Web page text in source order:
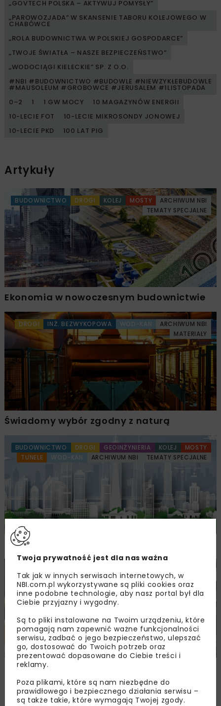
„GOVTECH POLSKA – AKTYWUJ POMYSŁY”
„PAROWOZJADA” W SKANSENIE TABORU KOLEJOWEGO W
CHABÓWCE
„ROLA BUDOWNICTWA W POLSKIEJ GOSPODARCE”
„TWOJE ŚWIATŁA – NASZE BEZPIECZEŃSTWO”
„WODOCIĄGI KIELECKIE” SP. Z O.O.
#NBI #BUDOWNICTWO #BUDOWLE #NIEWZYKŁEBUDOWLE
#MAUSOLEUM #GROBOWCE #JERUSALEM #1LISTOPADA
0–2
1 1 GW MOCY
10 MAGAZYNÓW ENERGII
10-LECIE FOT
10-LECIE MIKROSONDY JONOWEJ
10-LECIE PKD
100 LAT PIG
Artykuły
BUDOWNICTWO DROGI KOLEJ MOSTY
ARCHIWUM NBI
TEMATY SPECJALNE
Ekonomia w nowoczesnym budownictwie
DROGI INŻ. BEZWYKOPOWA WOD-KAN
ARCHIWUM NBI
MATERIAŁY
Świadomy wybór zgodny z naturą
BUDOWNICTWO DROGI GEOINŻYNIERIA KOLEJ
MOSTY
TUNELE
WOD-KAN ARCHIWUM NBI TEMATY SPECJALNE
Budownictwo wspiera ekologię
INŻ. BEZWYKOPOWA WOD-KAN
ARCHIWUM NBI
INWESTYCJE
Rekordowy przecisk rurami kamionkowymi
DN 1400 wyróżniony statuetką Experta 2014
Twoja prywatność jest dla nas ważna
Tak jak w innych serwisach internetowych, w
NBI.com.pl wykorzystywane są pliki cookies oraz
inne podobne technologie, aby nasz portal był dla
Ciebie przyjazny i wygodny.
Są to pliki instalowane na Twoim urządzeniu, które
pomagają nam zapewnić ważne funkcjonalności
serwisu, zadbać o jego bezpieczeństwo, ulepszać
go, dostosować do Twoich potrzeb oraz
prezentować dopasowane do Ciebie treści i
reklamy.
Poza plikami, które są nam niezbędne do
prawidłowego i bezpiecznego działania serwisu –
są także takie, które wymagają Twojej zgody.